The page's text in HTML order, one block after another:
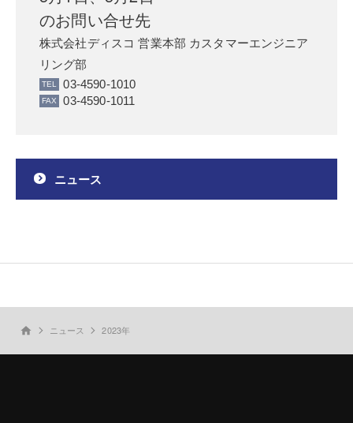
のお問い合せ先
株式会社ディスコ 営業本部 カスタマーエンジニア
リング部
03-4590-1010
03-4590-1011
ニュース
home ニュース 2023年